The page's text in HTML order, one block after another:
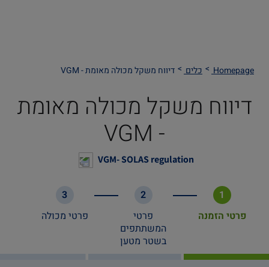
Homepage כלים דיווח משקל מכולה מאומת - VGM
דיווח משקל מכולה מאומת
- VGM
VGM- SOLAS regulation
1
פרטי הזמנה
2
פרטי
המשתתפים
בשטר מטען
3
פרטי מכולה